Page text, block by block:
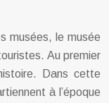
musées, le musée
Au premier
Dans cette
à l’époque